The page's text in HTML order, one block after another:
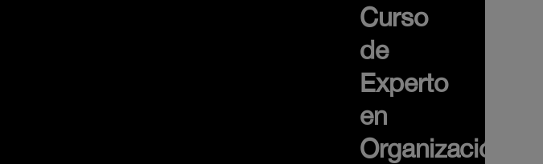
Curso
de
Experto
en
Organización